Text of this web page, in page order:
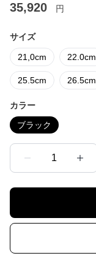
35,920 円
サイズ
21,0cm 22.0cm
25.5cm 26.5cm
カラー
ブラック
1